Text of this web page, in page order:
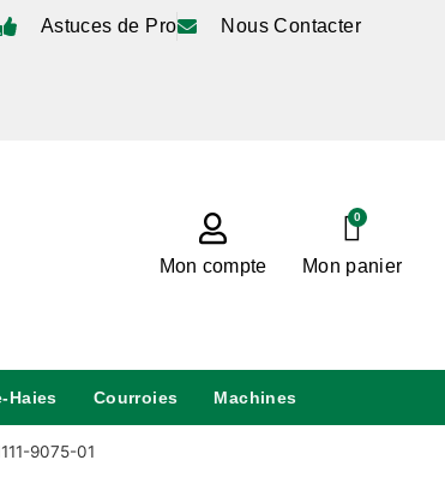
Astuces de Pro Nous Contacter
Mon compte
0
Mon panier
Haies Courroies Machines
9075-01